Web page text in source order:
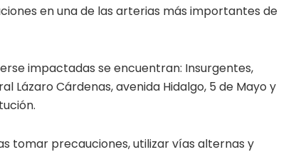
en una de las arterias más importantes de
impactadas se encuentran: Insurgentes,
Lázaro Cárdenas, avenida Hidalgo, 5 de Mayo y
tomar precauciones, utilizar vías alternas y